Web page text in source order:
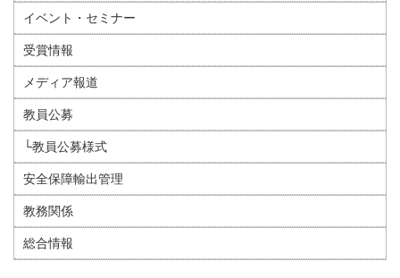
イベント・セミナー
受賞情報
メディア報道
教員公募
└教員公募様式
安全保障輸出管理
教務関係
総合情報